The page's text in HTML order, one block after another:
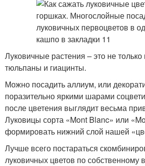
Луковичные растения – это не
тюльпаны и гиацинты.
Можно посадить аллиум, или
поразительно яркими шарами
после цветения выглядит весьма
Луковицы сорта «Mont Blanc» или
формировать нижний слой нашей
Лучше всего постараться
луковичных цветов по собственному